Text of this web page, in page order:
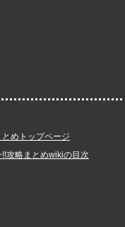
めトップページ
攻略まとめwikiの目次